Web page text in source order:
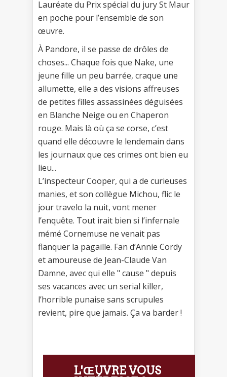
Lauréate du Prix spécial du jury St Maur
en poche pour l’ensemble de son
œuvre.
À Pandore, il se passe de drôles de
choses... Chaque fois que Nake, une
jeune fille un peu barrée, craque une
allumette, elle a des visions affreuses
de petites filles assassinées déguisées
en Blanche Neige ou en Chaperon
rouge. Mais là où ça se corse, c’est
quand elle découvre le lendemain dans
les journaux que ces crimes ont bien eu
lieu...
L’inspecteur Cooper, qui a de curieuses
manies, et son collègue Michou, flic le
jour travelo la nuit, vont mener
l’enquête. Tout irait bien si l’infernale
mémé Cornemuse ne venait pas
flanquer la pagaille. Fan d’Annie Cordy
et amoureuse de Jean-Claude Van
Damne, avec qui elle " cause " depuis
ses vacances avec un serial killer,
l’horrible punaise sans scrupules
revient, pire que jamais. Ça va barder !
L'ŒUVRE VOUS